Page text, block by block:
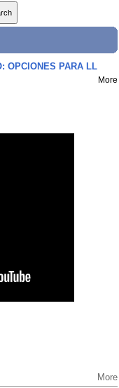
OPCIONES PARA LL
More
More